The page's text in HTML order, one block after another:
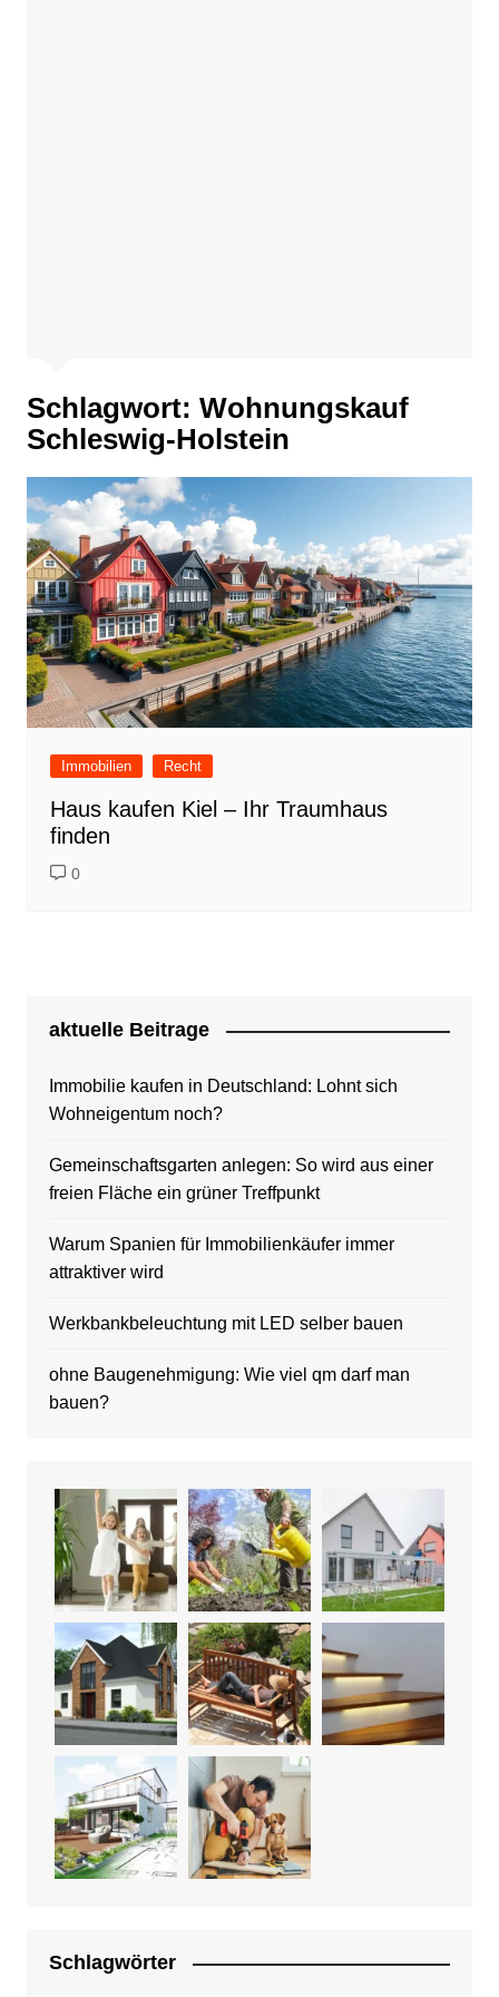
Schlagwort: Wohnungskauf
Schleswig-Holstein
Immobilien Recht
Haus kaufen Kiel – Ihr Traumhaus
finden
0
aktuelle Beitrage
Immobilie kaufen in Deutschland: Lohnt sich
Wohneigentum noch?
Gemeinschaftsgarten anlegen: So wird aus einer
freien Fläche ein grüner Treffpunkt
Warum Spanien für Immobilienkäufer immer
attraktiver wird
Werkbankbeleuchtung mit LED selber bauen
ohne Baugenehmigung: Wie viel qm darf man
bauen?
Schlagwörter